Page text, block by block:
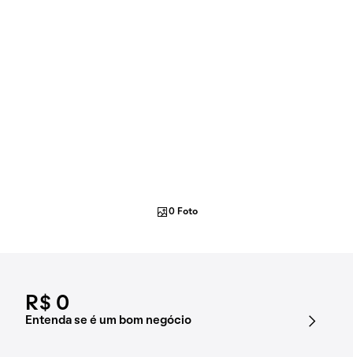
R$ 0
Entenda se é um bom negócio
0 Foto